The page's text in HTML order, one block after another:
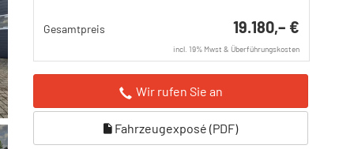
Gesamtpreis 19.180,– €
incl. 19% Mwst & Überführungskosten
Wir rufen Sie an
Fahrzeugexposé (PDF)